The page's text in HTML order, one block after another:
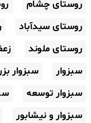
روستای چشام
روستای سیدآباد
روستای ملوند
سبزوار
سبزوار
سبزوار توسعه
سبزوار و نیشابور